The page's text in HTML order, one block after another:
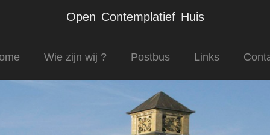
Open Contemplatief Huis
Wie zijn wij ? Postbus Links